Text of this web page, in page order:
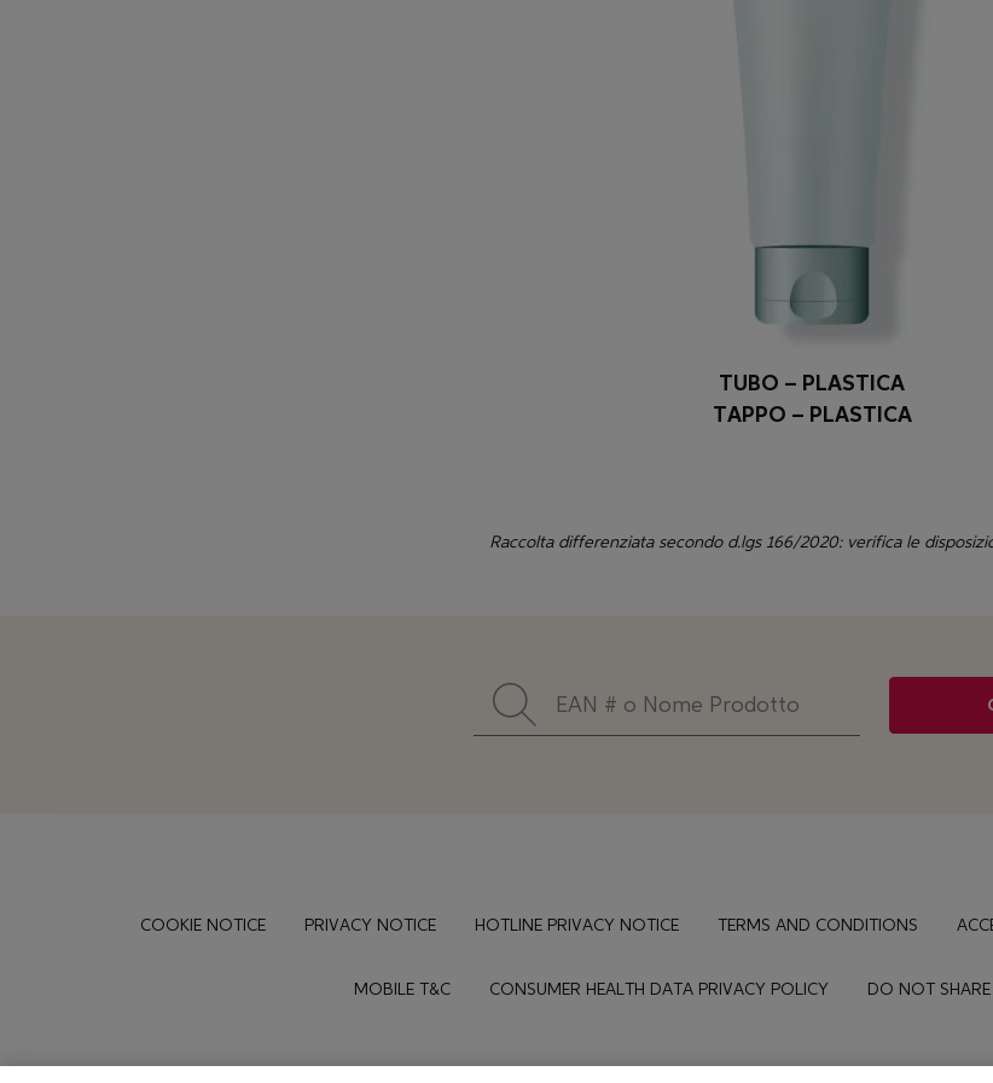
TUBO – PLASTICA
TAPPO – PLASTICA
Raccolta differenziata secondo d.lgs 166/2020: verifica le
FooterCOOKIE NOTICE PRIVACY NOTICE HOTLINE PRIVACY NOTICE TERMS AND CONDITIONS
MOBILE T&C CONSUMER HEALTH DATA PRIVACY POLICY DO NOT